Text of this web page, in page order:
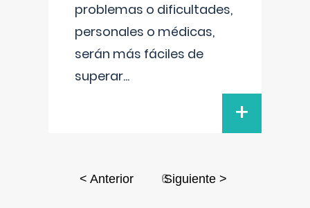
problemas o dificultades,
personales o médicas,
serán más fáciles de
superar...
+
< Anterior 6Siguiente >